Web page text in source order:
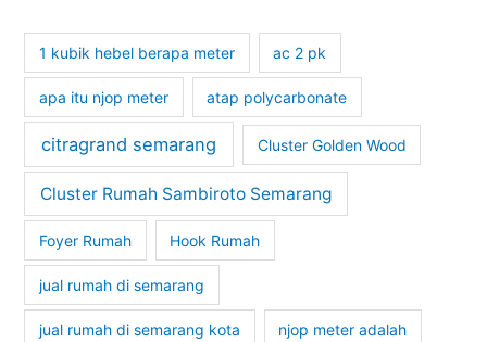
1 kubik hebel berapa meter ac 2 pk
apa itu njop meter atap polycarbonate
citragrand semarang Cluster Golden Wood
Cluster Rumah Sambiroto Semarang
Foyer Rumah Hook Rumah
jual rumah di semarang
jual rumah di semarang kota njop meter adalah